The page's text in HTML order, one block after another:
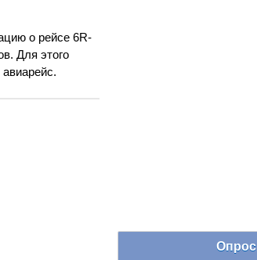
о рейсе 6R-
Для этого
Опрос